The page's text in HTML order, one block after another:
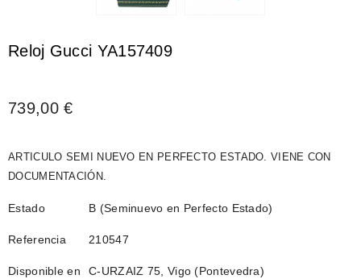
Reloj Gucci YA157409
739,00 €
ARTICULO SEMI NUEVO EN PERFECTO ESTADO. VIENE CON
DOCUMENTACIÓN.
Estado B (Seminuevo en Perfecto Estado)
Referencia 210547
Disponible en C-URZAIZ 75, Vigo (Pontevedra)